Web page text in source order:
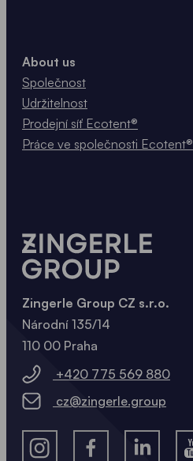
About us
Společnost
Udržitelnost
Prodejní síť Ecotent®
Práce ve společnosti Ecotent®
Zingerle Group CZ s.r.o.
Národní 135/14
110 00 Praha
+420 775 569 880
cz@zingerle.group